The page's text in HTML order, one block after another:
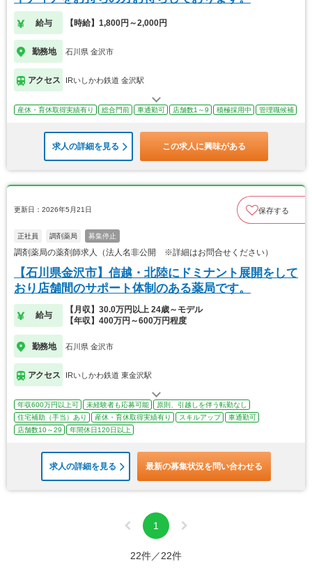
給与 【時給】1,800円～2,000円
勤務地 石川県 金沢市
アクセス IRいしかわ鉄道 金沢駅
産休・育休取得実績有り 総合門前 車通勤可 店舗数1～9 積極採用中 管理職候補
求人の詳細を見る この求人に興味がある
更新日：2026年5月21日 保存する
正社員 調剤薬局 募集停止
調剤薬局の薬剤師求人（法人名非公開 ※詳細はお問合せください）
【石川県金沢市】信越・北陸にドミナント展開をして
おり店舗間のサポート体制のある薬局です。
給与
【月収】30.0万円以上 24歳～モデル
【年収】400万円～600万円程度
勤務地 石川県 金沢市
アクセス IRいしかわ鉄道 東金沢駅
年収600万円以上可 未経験者も応募可能
原則、引越しを伴う転勤なし
住宅補助（手当）あり
産休・育休取得実績有り スキルアップ
車通勤可
店舗数10～29
年間休日120日以上
求人の詳細を見る 最新の募集状況を問い合わせる
1
22件／22件